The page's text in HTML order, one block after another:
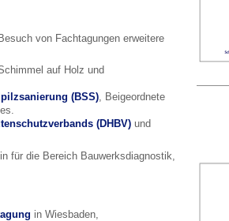
von Fachtagungen erweitere
auf Holz und
(BSS), Beigeordnete
(DHBV) und
für die Bereich Bauwerksdiagnostik,
in Wiesbaden,